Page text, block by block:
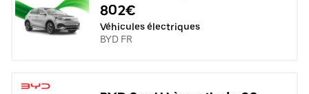
802€
Véhicules électriques
BYD FR